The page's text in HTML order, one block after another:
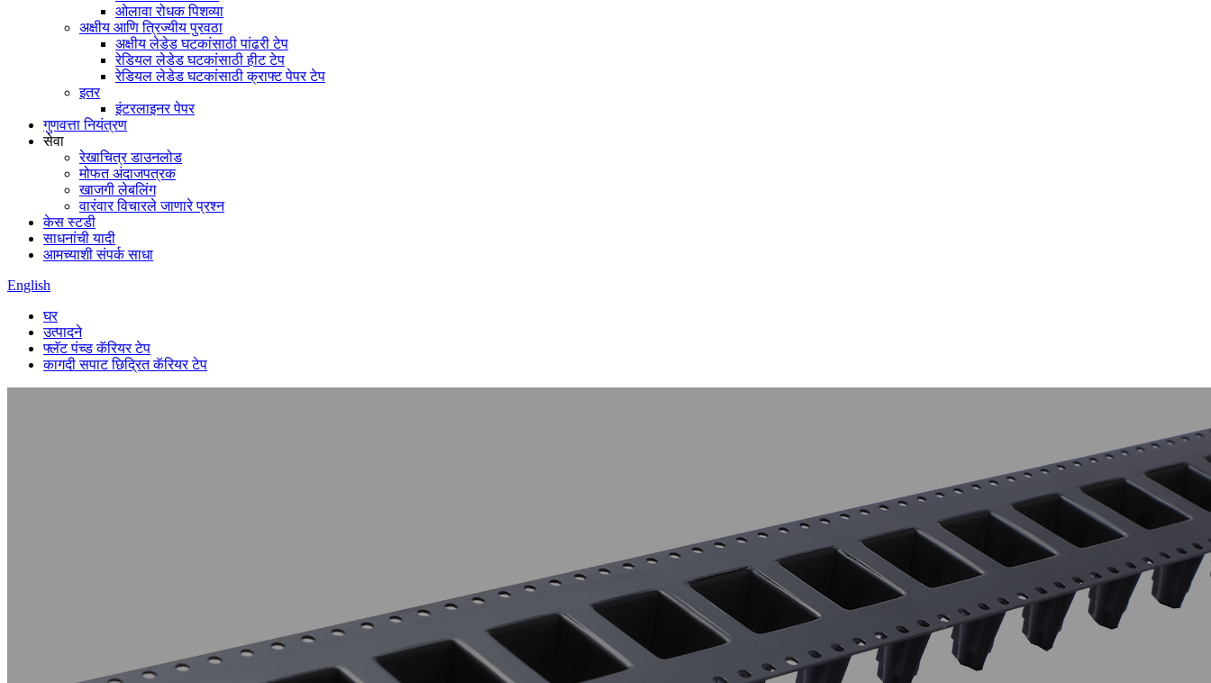
ओलावा रोधक पिशव्या
अक्षीय आणि त्रिज्यीय पुरवठा
अक्षीय लेडेड घटकांसाठी पांढरी टेप
रेडियल लेडेड घटकांसाठी हीट टेप
रेडियल लेडेड घटकांसाठी क्राफ्ट पेपर टेप
इतर
इंटरलाइनर पेपर
गुणवत्ता नियंत्रण
सेवा
रेखाचित्र डाउनलोड
मोफत अंदाजपत्रक
खाजगी लेबलिंग
वारंवार विचारले जाणारे प्रश्न
केस स्टडी
साधनांची यादी
आमच्याशी संपर्क साधा
English
घर
उत्पादने
फ्लॅट पंच्ड कॅरियर टेप
कागदी सपाट छिद्रित कॅरियर टेप